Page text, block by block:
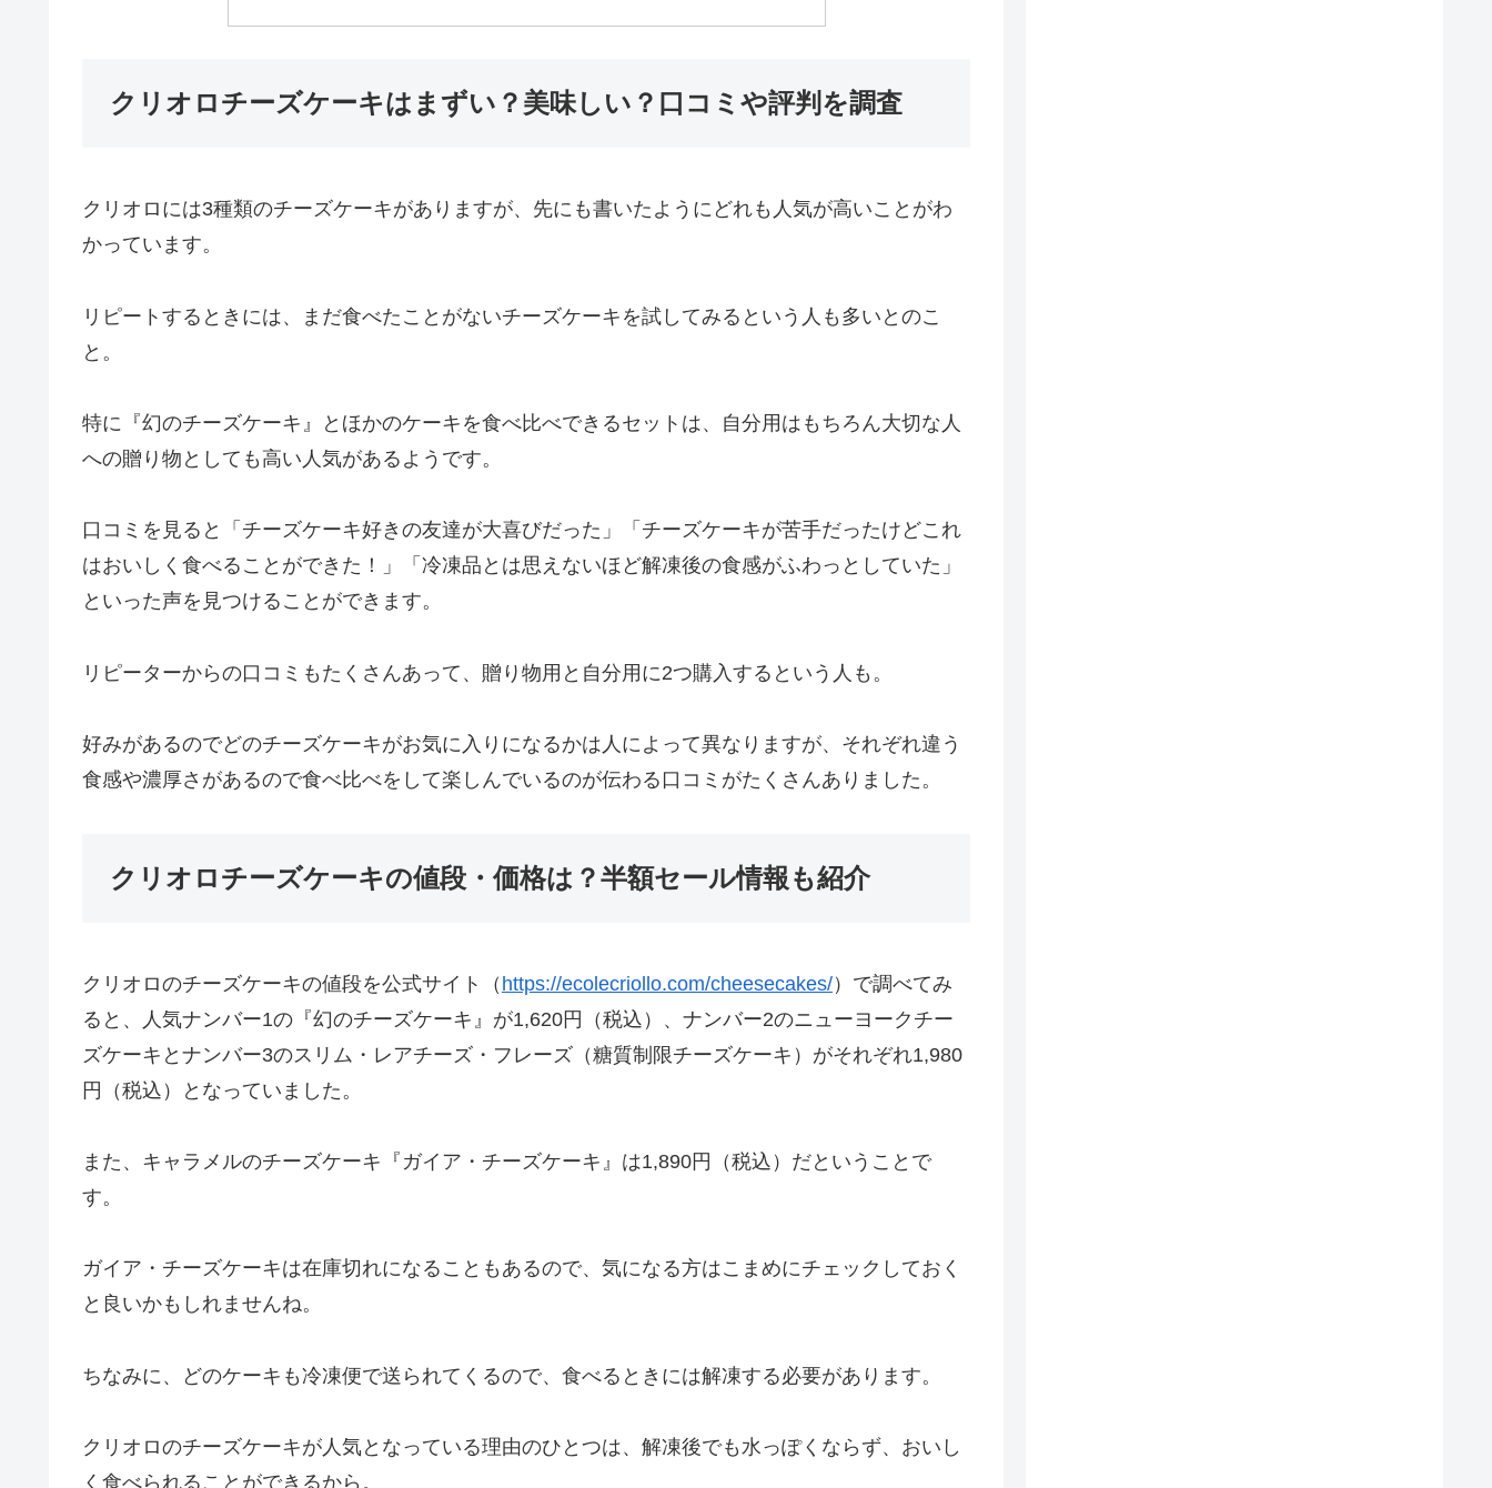
クリオロチーズケーキはまずい？美味しい？口コミや評判を調査
クリオロには3種類のチーズケーキがありますが、先にも書いたようにどれも人気が高いことがわ
かっています。
リピートするときには、まだ食べたことがないチーズケーキを試してみるという人も多いとのこ
と。
特に『幻のチーズケーキ』とほかのケーキを食べ比べできるセットは、自分用はもちろん大切な人
への贈り物としても高い人気があるようです。
口コミを見ると「チーズケーキ好きの友達が大喜びだった」「チーズケーキが苦手だったけどこれ
はおいしく食べることができた！」「冷凍品とは思えないほど解凍後の食感がふわっとしていた」
といった声を見つけることができます。
リピーターからの口コミもたくさんあって、贈り物用と自分用に2つ購入するという人も。
好みがあるのでどのチーズケーキがお気に入りになるかは人によって異なりますが、それぞれ違う
食感や濃厚さがあるので食べ比べをして楽しんでいるのが伝わる口コミがたくさんありました。
クリオロチーズケーキの値段・価格は？半額セール情報も紹介
クリオロのチーズケーキの値段を公式サイト（ https://ecolecriollo.com/cheesecakes/）で調べてみ
ると、人気ナンバー1の『幻のチーズケーキ』が1,620円（税込）、ナンバー2のニューヨークチー
ズケーキとナンバー3のスリム・レアチーズ・フレーズ（糖質制限チーズケーキ）がそれぞれ1,980
円（税込）となっていました。
また、キャラメルのチーズケーキ『ガイア・チーズケーキ』は1,890円（税込）だということで
す。
ガイア・チーズケーキは在庫切れになることもあるので、気になる方はこまめにチェックしておく
と良いかもしれませんね。
ちなみに、どのケーキも冷凍便で送られてくるので、食べるときには解凍する必要があります。
クリオロのチーズケーキが人気となっている理由のひとつは、解凍後でも水っぽくならず、おいし
く食べられることができるから。